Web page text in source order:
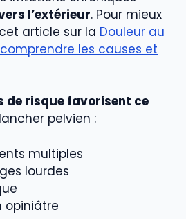
l’extérieur. Pour mieux
article sur la Douleur au
les causes et
de risque favorisent ce
pelvien :
multiples
lourdes
opiniâtre